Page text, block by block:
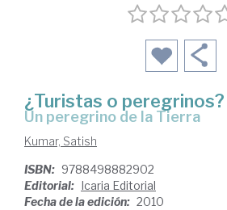
¿Turistas o peregrinos?
un peregrino de la Tierra
Kumar, Satish
ISBN: 9788498882902
Editorial: Icaria Editorial
Fecha de la edición: 2010